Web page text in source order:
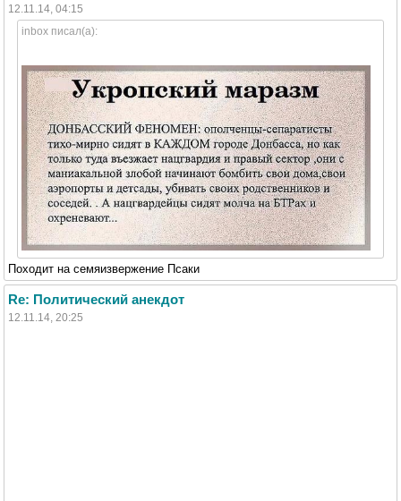
12.11.14, 04:15
inbox писал(а):
Походит на семяизвержение Псаки
Re: Политический анекдот
12.11.14, 20:25